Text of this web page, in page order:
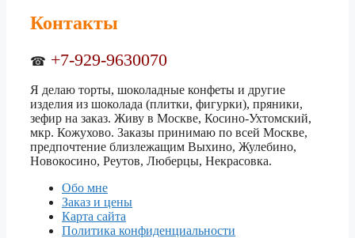
Контакты
☎ +7-929-9630070
Я делаю торты, шоколадные конфеты и другие
изделия из шоколада (плитки, фигурки), пряники,
зефир на заказ. Живу в Москве, Косино-Ухтомский,
мкр. Кожухово. Заказы принимаю по всей Москве,
предпочтение близлежащим Выхино, Жулебино,
Новокосино, Реутов, Люберцы, Некрасовка.
Обо мне
Заказ и цены
Карта сайта
Политика конфиденциальности